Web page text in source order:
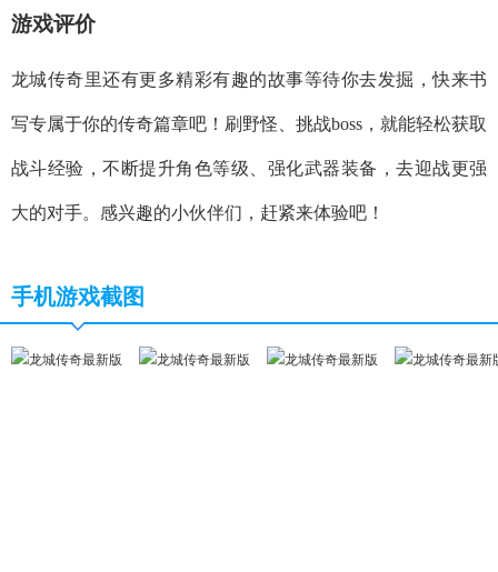
游戏评价
龙城传奇里还有更多精彩有趣的故事等待你去发掘，快来书
写专属于你的传奇篇章吧！刷野怪、挑战boss，就能轻松获取
战斗经验，不断提升角色等级、强化武器装备，去迎战更强
大的对手。感兴趣的小伙伴们，赶紧来体验吧！
手机游戏截图